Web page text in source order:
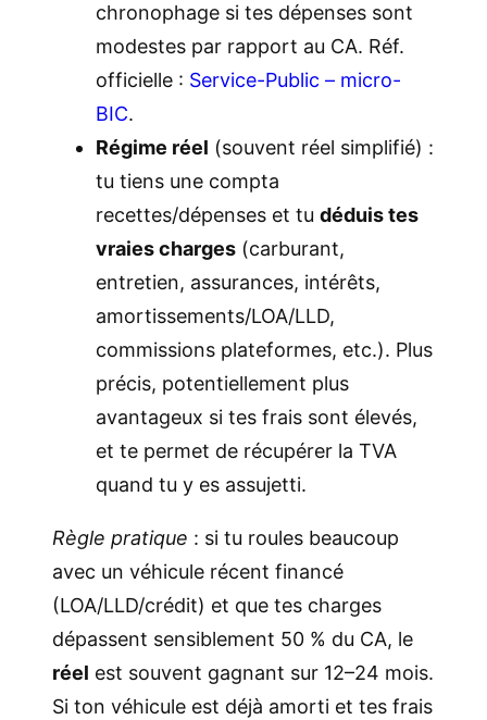
chronophage si tes dépenses sont
modestes par rapport au CA. Réf.
officielle : Service-Public – micro-
BIC.
Régime réel (souvent réel simplifié) :
tu tiens une compta
recettes/dépenses et tu déduis tes
vraies charges (carburant,
entretien, assurances, intérêts,
amortissements/LOA/LLD,
commissions plateformes, etc.). Plus
précis, potentiellement plus
avantageux si tes frais sont élevés,
et te permet de récupérer la TVA
quand tu y es assujetti.
Règle pratique : si tu roules beaucoup
avec un véhicule récent financé
(LOA/LLD/crédit) et que tes charges
dépassent sensiblement 50 % du CA, le
réel est souvent gagnant sur 12–24 mois.
Si ton véhicule est déjà amorti et tes frais